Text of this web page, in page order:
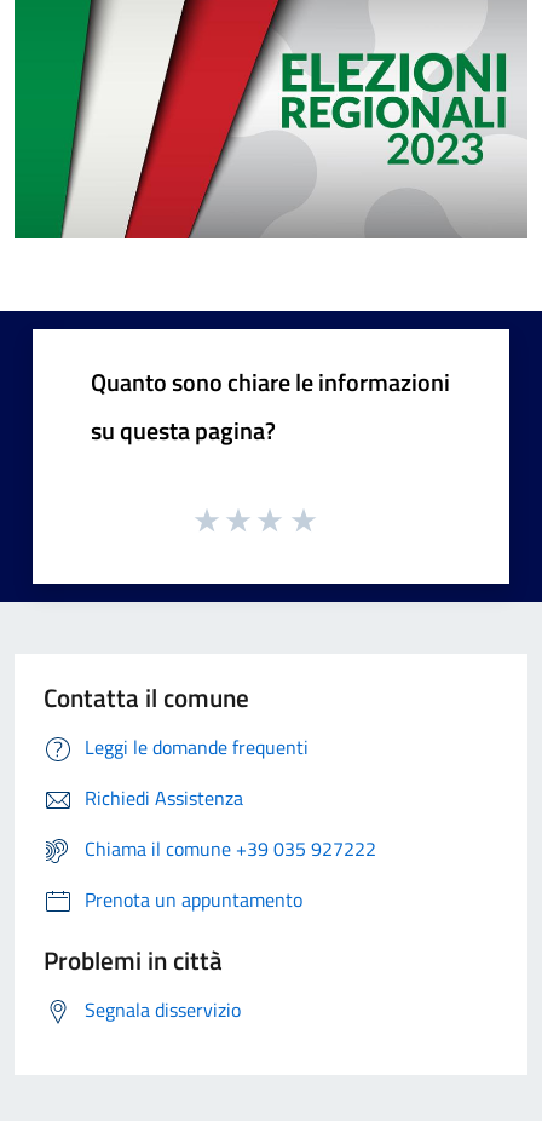
Quanto sono chiare le informazioni
su questa pagina?
Contatta il comune
Leggi le domande frequenti
Richiedi Assistenza
Chiama il comune +39 035 927222
Prenota un appuntamento
Problemi in città
Segnala disservizio